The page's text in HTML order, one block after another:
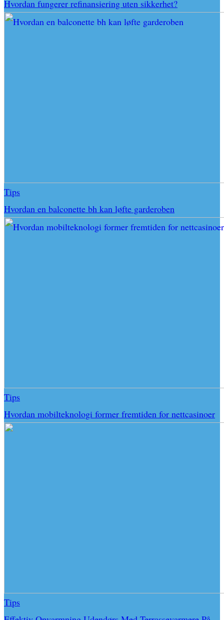
Hvordan fungerer refinansiering uten sikkerhet?
Tips
Hvordan en balconette bh kan løfte garderoben
Tips
Hvordan mobilteknologi former fremtiden for nettcasinoer
Tips